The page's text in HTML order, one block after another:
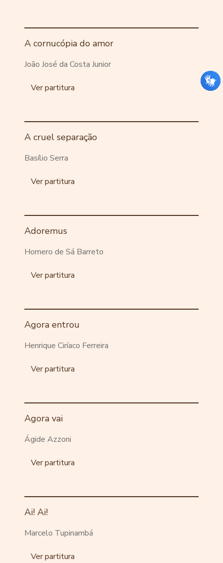
A cornucópia do amor
João José da Costa Junior
Ver partitura
A cruel separação
Basílio Serra
Ver partitura
Adoremus
Homero de Sá Barreto
Ver partitura
Agora entrou
Henrique Ciríaco Ferreira
Ver partitura
Agora vai
Ágide Azzoni
Ver partitura
Ai! Ai!
Marcelo Tupinambá
Ver partitura